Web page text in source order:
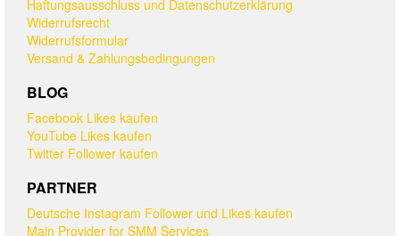
Haftungsausschluss und Datenschutzerklärung
Widerrufsrecht
Widerrufsformular
Versand & Zahlungsbedingungen
BLOG
Facebook Likes kaufen
YouTube Likes kaufen
Twitter Follower kaufen
PARTNER
Deutsche Instagram Follower und Likes kaufen
Main Provider for SMM Services